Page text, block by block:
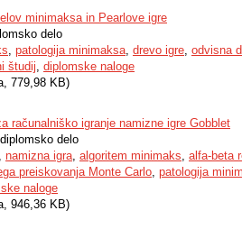
minimaksa in Pearlove igre
delo
, patologija minimaksa, drevo igre, odvisna
študij, diplomske naloge
779,98 KB)
računalniško igranje namizne igre Gobblet
delo
, namizna igra, algoritem minimaks, alfa-beta
preiskovanja Monte Carlo, patologija
naloge
946,36 KB)